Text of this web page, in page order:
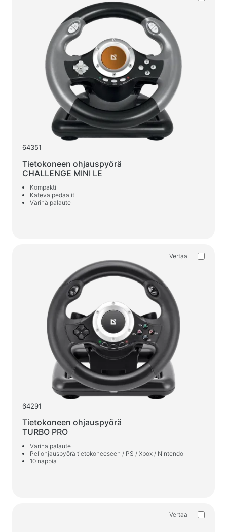
Kosteat pyyhkeet
Aktiiviseen liikkumiseen
Taskulamput
Urheilutarvikkeet
Työtilat ja kodin huonekalut
Työpöydät kotiin ja toimistoon
Pöydänrungot
Sohvapöydät
Tuolit kotiin ja toimistoon
Pelipöydät
Pelituolit
Testaa tuotteita
Hierontalaitteet
64351
Tietokoneen ohjauspyörä
CHALLENGE MINI LE
Kompakti
Kätevä pedaalit
Värinä palaute
Vertaa
64291
Tietokoneen ohjauspyörä
TURBO PRO
Värinä palaute
Peliohjauspyörä tietokoneeseen / PS / Xbox / Nintendo
10 nappia
Vertaa